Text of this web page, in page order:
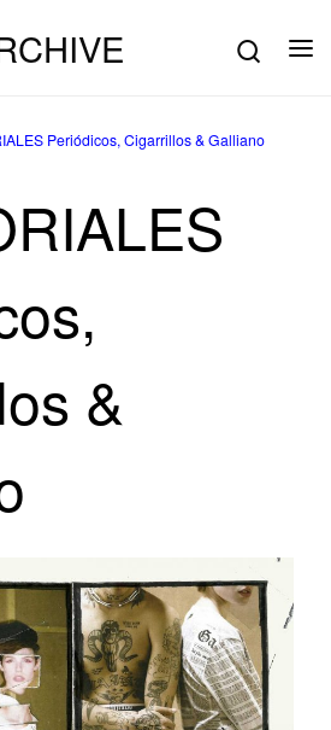
Periódicos, Cigarrillos & Galliano
&